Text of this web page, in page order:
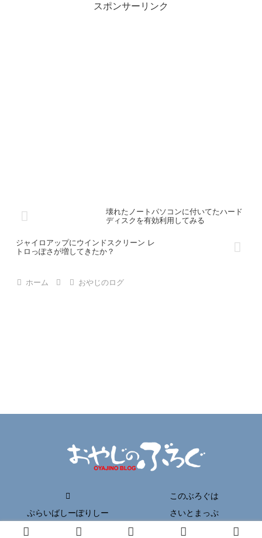
スポンサーリンク
壊れたノートパソコンに付いてたハード
ディスクを有効利用してみる
ジャイロアップにウインドスクリーン レ
トロっぽさが増してきたか？
ホーム おやじのログ
このぶろぐは
ぷらいばしーぽりしー
さいとまっぷ
Copyright © 2017-2026 おやじのぶろぐ All Rights Reserved.